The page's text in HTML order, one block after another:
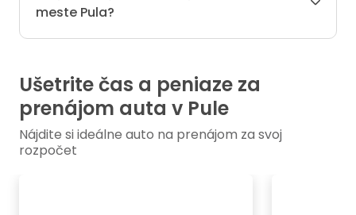
meste Pula?
Ušetrite čas a peniaze za
prenájom auta v Pule
Nájdite si ideálne auto na prenájom za svoj
rozpočet